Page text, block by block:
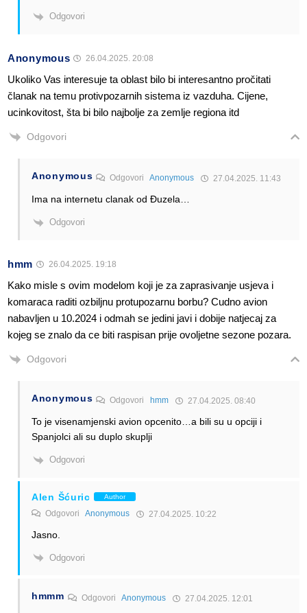
Odgovori
Anonymous 26.04.2025. 20:08
Ukoliko Vas interesuje ta oblast bilo bi interesantno pročitati
članak na temu protivpozarnih sistema iz vazduha. Cijene,
ucinkovitost, šta bi bilo najbolje za zemlje regiona itd
Odgovori
Anonymous OdgovoriAnonymous 27.04.2025. 11:43
Ima na internetu clanak od Đuzela…
Odgovori
hmm 26.04.2025. 19:18
Kako misle s ovim modelom koji je za zaprasivanje usjeva i
komaraca raditi ozbiljnu protupozarnu borbu? Cudno avion
nabavljen u 10.2024 i odmah se jedini javi i dobije natjecaj za
kojeg se znalo da ce biti raspisan prije ovoljetne sezone pozara.
Odgovori
Anonymous Odgovori hmm 27.04.2025. 08:40
To je visenamjenski avion opcenito…a bili su u opciji i
Spanjolci ali su duplo skuplji
Odgovori
Alen Šćuric Author
Odgovori Anonymous 27.04.2025. 10:22
Jasno.
Odgovori
hmmm Odgovori Anonymous 27.04.2025. 12:01